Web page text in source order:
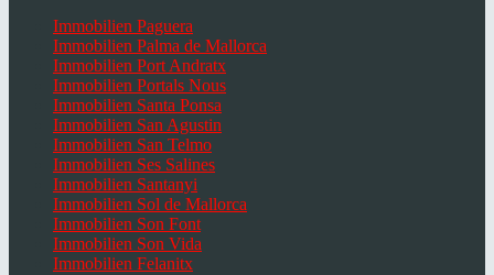
Immobilien Paguera
Immobilien Palma de Mallorca
Immobilien Port Andratx
Immobilien Portals Nous
Immobilien Santa Ponsa
Immobilien San Agustin
Immobilien San Telmo
Immobilien Ses Salines
Immobilien Santanyi
Immobilien Sol de Mallorca
Immobilien Son Font
Immobilien Son Vida
Immobilien Felanitx